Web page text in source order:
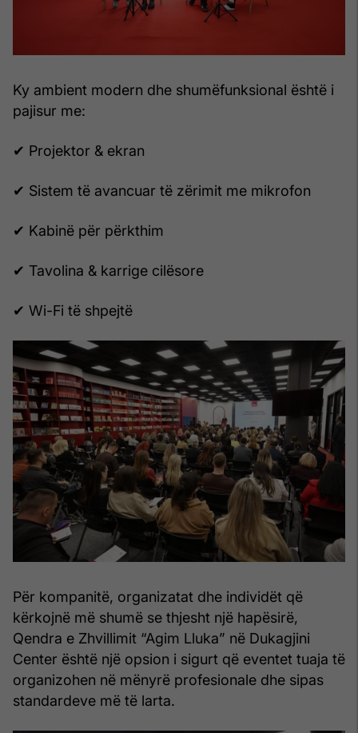
Ky ambient modern dhe shumëfunksional është i
pajisur me:
✔ Projektor & ekran
✔ Sistem të avancuar të zërimit me mikrofon
✔ Kabinë për përkthim
✔ Tavolina & karrige cilësore
✔ Wi-Fi të shpejtë
Për kompanitë, organizatat dhe individët që
kërkojnë më shumë se thjesht një hapësirë,
Qendra e Zhvillimit “Agim Lluka” në Dukagjini
Center është një opsion i sigurt që eventet tuaja të
organizohen në mënyrë profesionale dhe sipas
standardeve më të larta.